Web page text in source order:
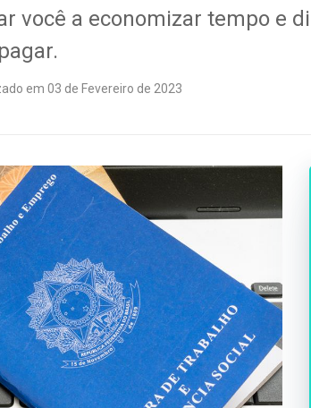
você a economizar tempo e
em 03 de Fevereiro de 2023